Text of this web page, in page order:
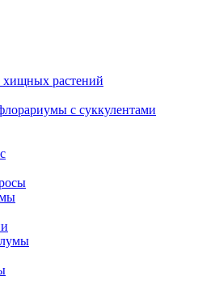
хищных растений
с суккулентами